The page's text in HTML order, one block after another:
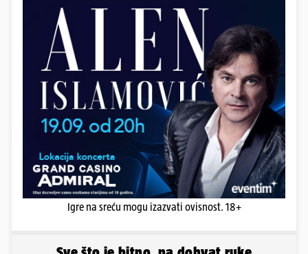
Igre na sreću mogu izazvati ovisnost. 18+